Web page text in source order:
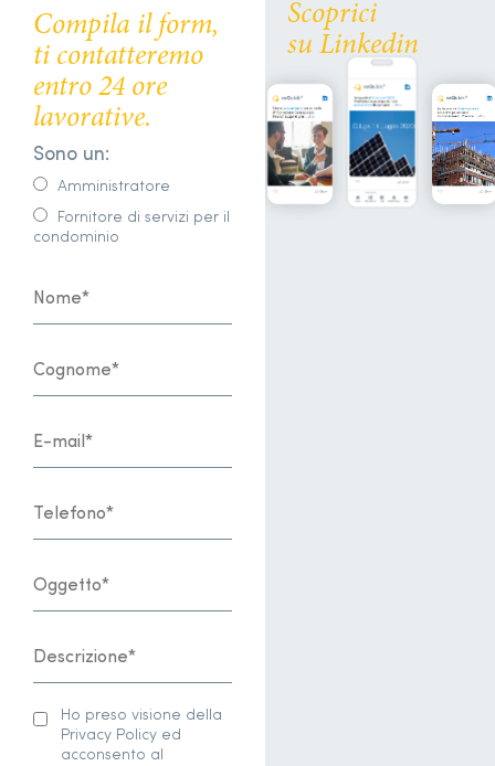
Compila il form,
ti contatteremo
entro 24 ore
lavorative.
Sono un:
Amministratore
Fornitore di servizi per il
condominio
Ho preso visione della
Privacy Policy ed
acconsento al
Scoprici
su Linkedin